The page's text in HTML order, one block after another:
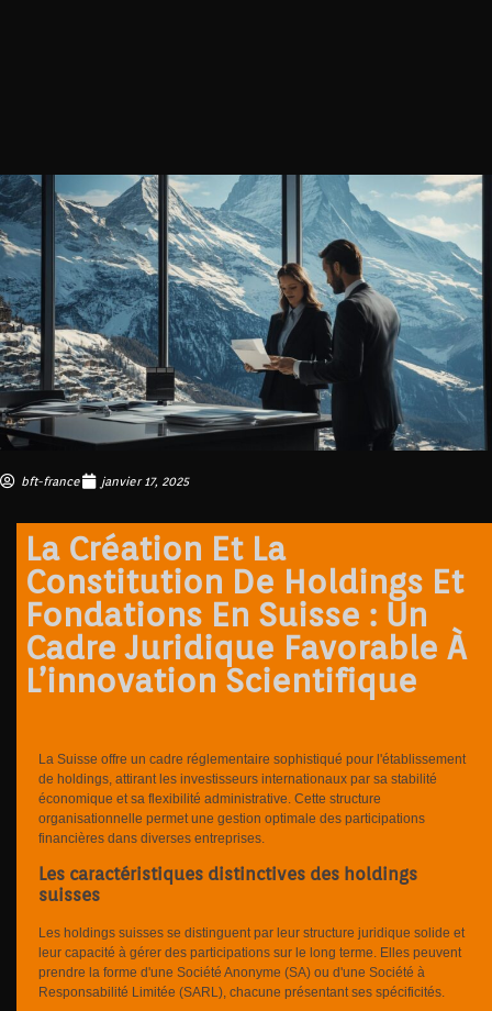
bft-france janvier 17, 2025
La Création Et La
Constitution De Holdings Et
Fondations En Suisse : Un
Cadre Juridique Favorable À
L’innovation Scientifique
La Suisse offre un cadre réglementaire sophistiqué pour l'établissement
de holdings, attirant les investisseurs internationaux par sa stabilité
économique et sa flexibilité administrative. Cette structure
organisationnelle permet une gestion optimale des participations
financières dans diverses entreprises.
Les caractéristiques distinctives des holdings
suisses
Les holdings suisses se distinguent par leur structure juridique solide et
leur capacité à gérer des participations sur le long terme. Elles peuvent
prendre la forme d'une Société Anonyme (SA) ou d'une Société à
Responsabilité Limitée (SARL), chacune présentant ses spécificités.